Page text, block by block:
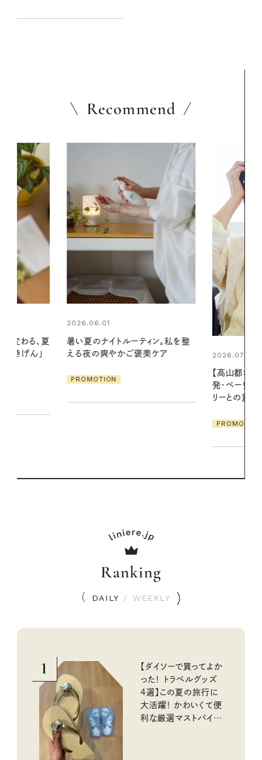
Recommend
ン。私を整
ケア
2026.07.21
発・ベーリングの腕時計】 アクセサ
2026.06.01
やりジェルと
ア
PROMOTION
Ranking
DAILY / WEEKLY
1
【ダイソーで買ってよか
った！ トラベルグッズ
4選】この夏の旅行に
大活躍！ かわいくて便
利な厳選マストバイア